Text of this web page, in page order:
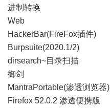
进制转换
Web
HackerBar(FireFox插件)
Burpsuite(2020.1/2)
dirsearch~目录扫描
御剑
MantraPortable(渗透浏览器)
Firefox 52.0.2 渗透便携版